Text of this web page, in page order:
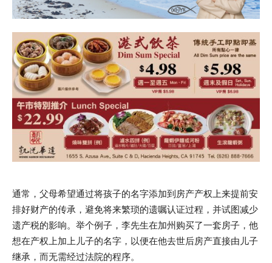
通常，父母希望通过将孩子的名字添加到房产产权上来提前安
排好财产的传承，避免将来繁琐的遗嘱认证过程，并试图减少
遗产税的影响。举个例子，李先生在加州购买了一套房子，他
想在产权上加上儿子的名字，以便在他去世后房产直接由儿子
继承，而无需经过法院的程序。